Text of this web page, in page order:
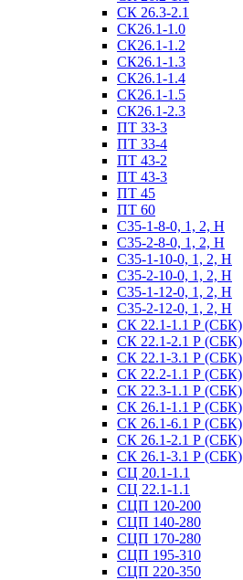
СК 26.3-2.1
СК26.1-1.0
СК26.1-1.2
СК26.1-1.3
СК26.1-1.4
СК26.1-1.5
СК26.1-2.3
ПТ 33-3
ПТ 33-4
ПТ 43-2
ПТ 43-3
ПТ 45
ПТ 60
С35-1-8-0, 1, 2, Н
С35-2-8-0, 1, 2, Н
С35-1-10-0, 1, 2, Н
С35-2-10-0, 1, 2, Н
С35-1-12-0, 1, 2, Н
С35-2-12-0, 1, 2, Н
СК 22.1-1.1 Р (СБК)
СК 22.1-2.1 Р (СБК)
СК 22.1-3.1 Р (СБК)
СК 22.2-1.1 Р (СБК)
СК 22.3-1.1 Р (СБК)
СК 26.1-1.1 Р (СБК)
СК 26.1-6.1 Р (СБК)
СК 26.1-2.1 Р (СБК)
СК 26.1-3.1 Р (СБК)
СЦ 20.1-1.1
СЦ 22.1-1.1
СЦП 120-200
СЦП 140-280
СЦП 170-280
СЦП 195-310
СЦП 220-350